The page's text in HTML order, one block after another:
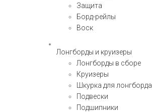
Защита
Борд-рейлы
Воск
Лонгборды и круизеры
Лонгборды в сборе
Круизеры
Шкурка для лонгборда
Подвески
Подшипники